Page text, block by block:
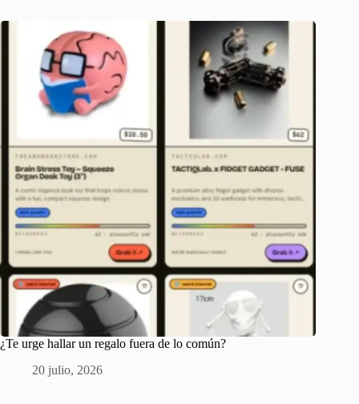
¿Te urge hallar un regalo fuera de lo común?
20 julio, 2026